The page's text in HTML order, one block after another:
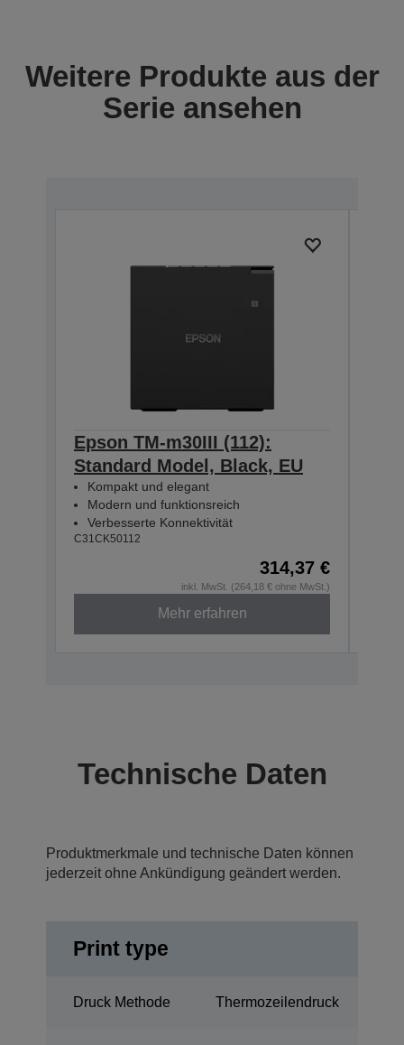
Weitere Produkte aus der
Serie ansehen
Epson TM-m30III (112):
Standard Model, Black, EU
Kompakt und elegant
Modern und funktionsreich
Verbesserte Konnektivität
C31CK50112
314,37 €
inkl. MwSt. (264,18 € ohne MwSt.)
Mehr erfahren
Technische Daten
Produktmerkmale und technische Daten können
jederzeit ohne Ankündigung geändert werden.
Print type
Druck Methode Thermozeilendruck